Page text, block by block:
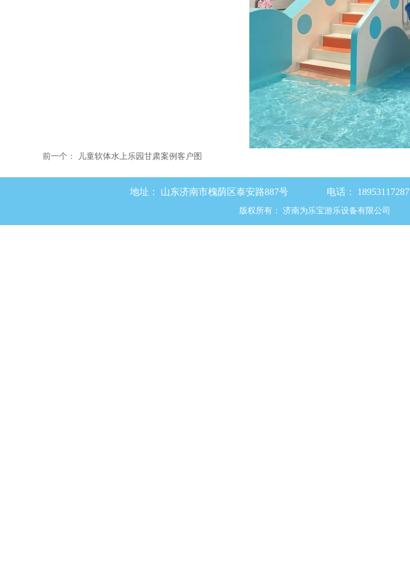
前一个： 儿童软体水上乐园甘肃案例客户图
地址： 山东济南市槐荫区泰安路887号 电话： 18953117287
版权所有： 济南为乐宝游乐设备有限公司